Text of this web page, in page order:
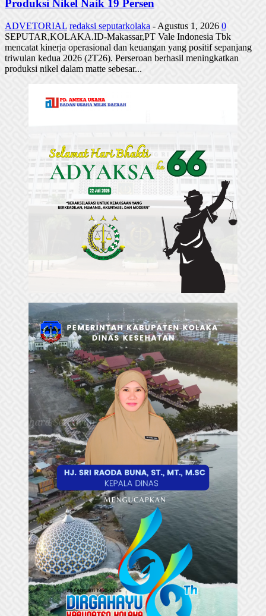
Produksi Nikel Naik 19 Persen
ADVETORIAL redaksi seputarkolaka -Agustus 1, 2026 0
SEPUTAR,KOLAKA.ID-Makassar,PT Vale Indonesia Tbk
mencatat kinerja operasional dan keuangan yang positif sepanjang
triwulan kedua 2026 (2T26). Perseroan berhasil meningkatkan
produksi nikel dalam matte sebesar...